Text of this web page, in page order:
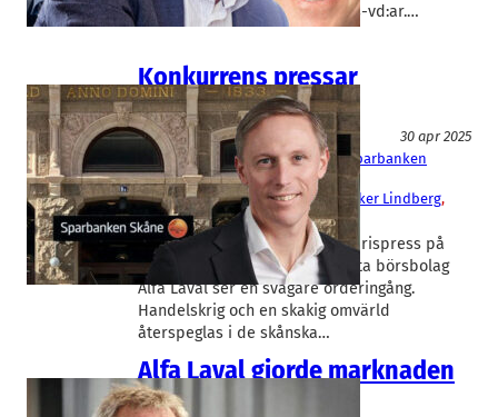
över Skånes bäst betalda börs-vd:ar.…
Konkurrens pressar
Sparbanken Skåne
Fakta
30 apr 2025
Alfa Laval, Arjo , Ependion, Haki, Sparbanken
Skåne
Jenny Sjödahl, Rasmus Roos Sverker Lindberg
Tom Erixon
Sparbanken Skåne dras med prispress på
utlåningsaffären. Skånes största börsbolag
Alfa Laval ser en svagare orderingång.
Handelskrig och en skakig omvärld
återspeglas i de skånska…
Alfa Laval gjorde marknaden
besviken